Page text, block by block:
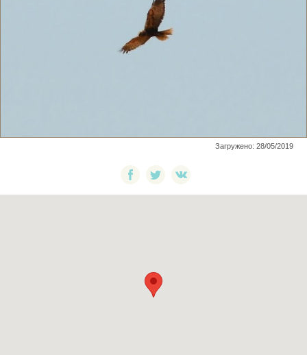
Загружено: 28/05/2019